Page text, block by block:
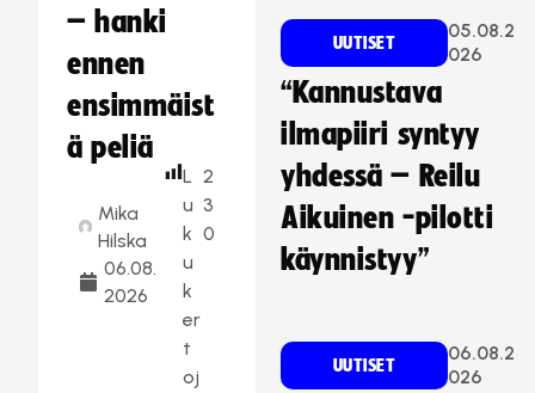
– hanki
ennen
ensimmäist
ä peliä
Mika
Hilska
06.08.
2026
L
u
k
u
k
er
t
oj
2
3
0
UUTISET
05.08.2
026
“Kannustava
ilmapiiri syntyy
yhdessä – Reilu
Aikuinen -pilotti
käynnistyy”
UUTISET
06.08.2
026